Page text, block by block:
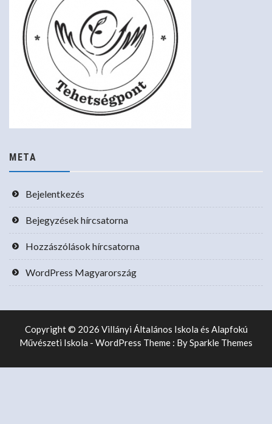
META
Bejelentkezés
Bejegyzések hírcsatorna
Hozzászólások hírcsatorna
WordPress Magyarország
Copyright © 2026 Villányi Általános Iskola és Alapfokú
Művészeti Iskola - WordPress Theme : BySparkle Themes